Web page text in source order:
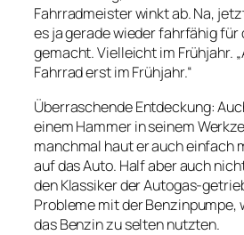
Fahrradmeister winkt ab. Na,
es ja gerade wieder fahrfähig für
gemacht. Vielleicht im Frühjahr.
Fahrrad erst im Frühjahr.“
Überraschende Entdeckung:
einem Hammer in seinem
manchmal haut er auch einfach
auf das Auto. Half aber auch
den Klassiker der Autogas-
Probleme mit der Benzinpumpe,
das Benzin zu selten nutzten.